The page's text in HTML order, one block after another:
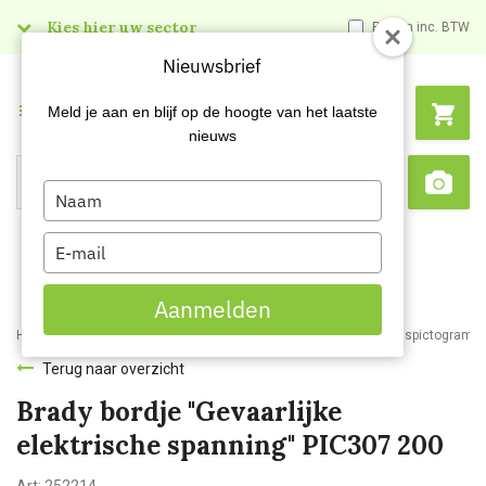
Kies hier uw sector Prijzen inc. BTW
Search
Menu
Home Webshop Veiligheidsartikelen Signalisatie
Terug naar overzicht
Brady bordje "Gevaarlijke
elektrische spanning" PIC307 200
Nieuwsbrief
Meld je aan en blijf op de hoogte van het laatste
nieuws
Type
your
name
Type
your
email
Aanmelden